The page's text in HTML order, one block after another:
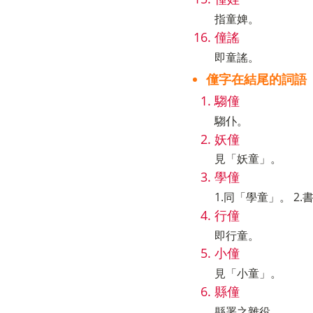
指童婢。
僮謠
即童謠。
僮字在結尾的詞語
騶僮
騶仆。
妖僮
見「妖童」。
學僮
1.同「學童」。 2.
行僮
即行童。
小僮
見「小童」。
縣僮